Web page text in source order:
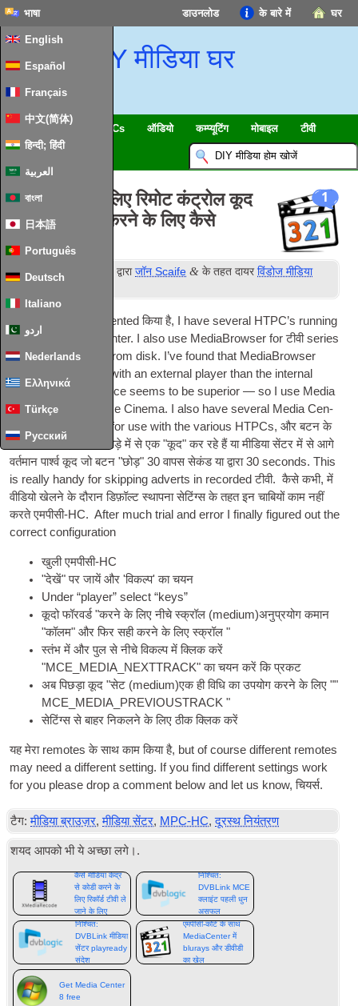
घर
के बारे में
डाउनलोड
भाषा
English
Español
Français
中文(简体)
हिन्दी; हिंदी
العربية
বাংলা
日本語
Português
Deutsch
Italiano
اردو
Nederlands
Ελληνικά
Türkçe
Русский
DIY मीडिया घर
स्मार्ट घर & IoT HTPCs ऑडियो कम्प्यूटिंग मोबाइल टीवी
1
एमपीसी-HC के लिए रिमोट कंट्रोल कूद
चाबियाँ स्थापित करने के लिए कैसे
प्रकाशित 19 द्वाराजॉन Scaife & के तहत दायरविंडोज मीडिया
मैं अतीत में डॉक्टर U-mented किया है, I have sev­er­al HTPC’s run­ning
Win­dows Media Cen­ter. I also use Medi­aB­rowser for टीवी series
and movies ripped from disk. I’ve found that Medi­aB­rowser
works much bet­ter with an extern­al play­er than the intern­al
play­er — per­form­ance seems to be super­i­or — so I use Media
Play­er Clas­sic Home Cinema. I also have sev­er­al Media Cen­
ter remote con­trols for use with the vari­ous HTPCs, और बटन के
सबसे अक्सर इस्तेमाल जोड़े में से एक "कूद" कर रहे हैं या मीडिया सेंटर में से आगे
वर्तमान पार्श्व कूद जो बटन "छोड़" 30 वापस सेकंड या द्वारा 30seconds. This
is really handy for skip­ping adverts in recor­ded टीवी. कैसे कभी, में
वीडियो खेलने के दौरान डिफ़ॉल्ट स्थापना सेटिंग्स के तहत इन चाबियों काम नहीं
करतेएमपीसी-HC.After much tri­al and error I finally figured out the
cor­rect configuration
खुलीएमपीसी-HC
"देखें" पर जायें और 'विकल्प' का चयन
Under “play­er” select “keys”
कूदो फॉरवर्ड "करने के लिए नीचे स्क्रॉल (medi­um)अनुप्रयोग कमान
"कॉलम" और फिर सही करने के लिए स्क्रॉल "
स्तंभ में और पुल से नीचे विकल्प में क्लिक करें
"MCE_MEDIA_NEXTTRACK" का चयन करें कि प्रकट
अब पिछड़ा कूद "सेट (medi­um)एक ही विधि का उपयोग करने के लिए ""
MCE_MEDIA_PREVIOUSTRACK "
सेटिंग्स से बाहर निकलने के लिए ठीक क्लिक करें
यह मेरा remotes के साथ काम किया है, but of course dif­fer­ent remotes
may need a dif­fer­ent set­ting. If you find dif­fer­ent set­tings work
for you please drop a com­ment below and let us know, चियर्स.
टैग: मीडिया ब्राउज़र,मीडिया सेंटर, MPC-HC,दूरस्थ नियंत्रण
शयद आपको भी ये अच्छा लगे।.
कैसे मीडिया केंद्र
से कोडी करने के
लिए रिकॉर्ड टीवी ले
जाने के लिए
निश्चित:
DVBLink MCE
क्लाइंट पहली धुन
असफल
निश्चित:
DVBLink मीडिया
सेंटर playready
संदेश
एमपीसी-कोर्ट के साथ
MediaCenter में
blurays और डीवीडी
का खेल
Get Media Center
8 free